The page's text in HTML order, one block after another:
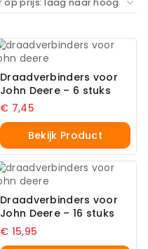
Draadverbinders voor
John Deere – 6 stuks
€ 7,45
Bekijk Product
Draadverbinders voor
John Deere – 16 stuks
€ 15,95